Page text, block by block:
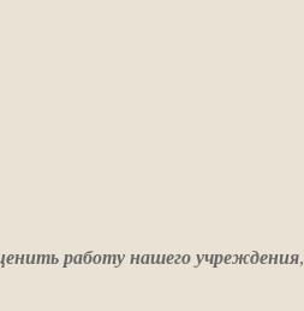
работу нашего учреждения,